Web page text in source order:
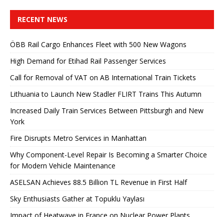
RECENT NEWS
ÖBB Rail Cargo Enhances Fleet with 500 New Wagons
High Demand for Etihad Rail Passenger Services
Call for Removal of VAT on AB International Train Tickets
Lithuania to Launch New Stadler FLIRT Trains This Autumn
Increased Daily Train Services Between Pittsburgh and New
York
Fire Disrupts Metro Services in Manhattan
Why Component-Level Repair Is Becoming a Smarter Choice
for Modern Vehicle Maintenance
ASELSAN Achieves 88.5 Billion TL Revenue in First Half
Sky Enthusiasts Gather at Topuklu Yaylası